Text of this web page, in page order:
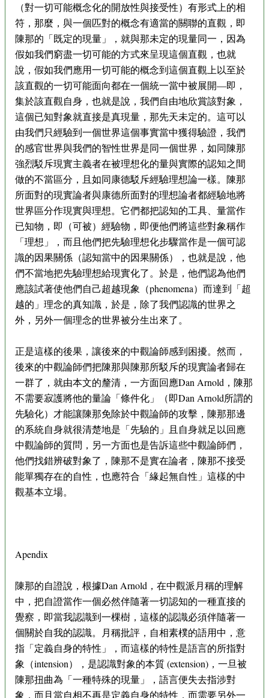
（對一切可能概念化的開放性與接受性）有形式上的相
符，那麼，與一個匹對的概念有適當的關聯的直觀，即
陳那的「既定的現量」，就與那未定的現量同一，因為
假如我們窮盡一切可能的方式來呈現這個直觀，也就
說，假如我們應用一切可能的概念到這個直觀上以至於
該直觀的一切可能面向都在一個統一當中被展開—即，
集於該直觀自身，也就是說，我們自由地欣賞該對象，
這個已知對象就直接是真現量，那先天未定的。這可以
由我們只經驗到一個世界這個事實當中獲得驗證，我們
的感官世界與我們的智性世界是同一個世界，如同陳那
強烈駁斥現實主義者在被理想化的量與實際的認知之間
做的不當區分，且如同康德駁斥經驗理想論一樣。陳那
所面對的現實論者與康德所面對的理想論者都經驗地將
世界區分作現實與理想。它們都把認知的工具、量當作
已知物，即（可被）經驗物，即便他們將這些對象稱作
「理想」，而且他們把先驗理想化步驟當作是一個可認
識的因果關係（認知當中的因果關係），也就是說，他
們不當地把先驗理想給現實化了。於是，他們認為他們
應該試著使他們自己超越現象（phenomena）而達到「超
越的」理念的真知識，於是，除了我們認識的世界之
外，另外一個理念的世界被分生出來了。
正是這樣的後果，讓後來的中觀論師感到困擾。然而，
後來的中觀論師們把陳那與陳那所駁斥的現實論者歸在
一群了，就由本文的釐清，一方面回應Dan Arnold，陳那
不需要寂護將他的量論「條件化」（即Dan Arnold所謂的
先驗化）才能讓陳那免除於中觀論師的攻擊，陳那那邊
的系統自身就很清楚地是「先驗的」且自身就足以回應
中觀論師的質問，另一方面也是告訴這些中觀論師們，
他們找錯辨破對象了，陳那不是實在論者，陳那不接受
能單獨存在的自性，也應符合「緣起無自性」這樣的中
觀基本立場。
Apendix
陳那的自證說，根據Dan Arnold，在中觀派月稱的理解
中，把自證當作一個必然伴隨著一切認知的一種直接的
覺察，即當我認識到一棵樹，這樣的認識必須伴隨著一
個關於自我的認識。月稱批評，自相素樸的語用中，意
指「定義自身的特性」，而這樣的特性是語言的所指對
象（intension），是認識對象的本質 (extension)，一旦被
陳那扭曲為「一種特殊的現量」，語言便失去指涉對
象，而且當自相不再是定義自身的特性，而需要另外一